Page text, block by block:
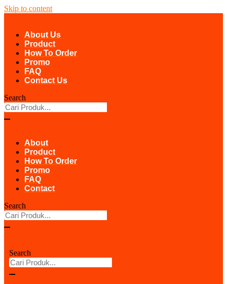
Skip to content
About Us
Product
How To Order
Promo
FAQ
Contact Us
Search
About
Product
How To Order
Promo
FAQ
Contact
Search
Search